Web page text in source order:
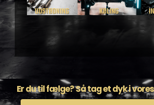
Er du til fælge? Så tag et dyk i